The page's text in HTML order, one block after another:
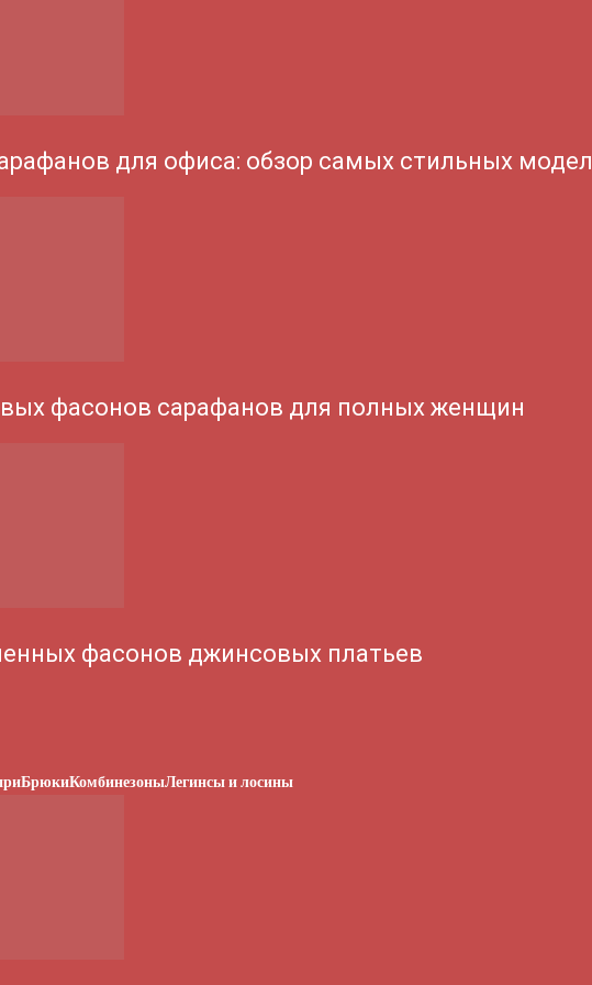
для офиса: обзор самых стильных
фасонов сарафанов для полных женщин
фасонов джинсовых платьев
БрюкиКомбинезоныЛегинсы и лосины